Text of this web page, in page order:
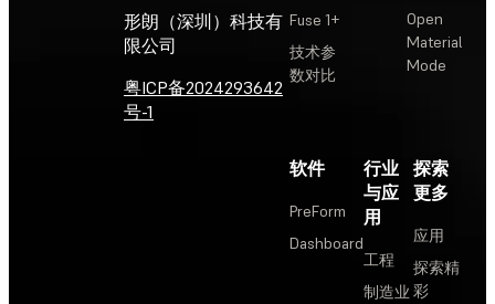
形朗（深圳）科技有
限公司
粤ICP备2024293642
号-1
Fuse 1+
技术参
数对比
Open
Material
Mode
软件
PreForm
Dashboard
行业
与应
用
工程
制造业
探索
更多
应用
探索精
彩